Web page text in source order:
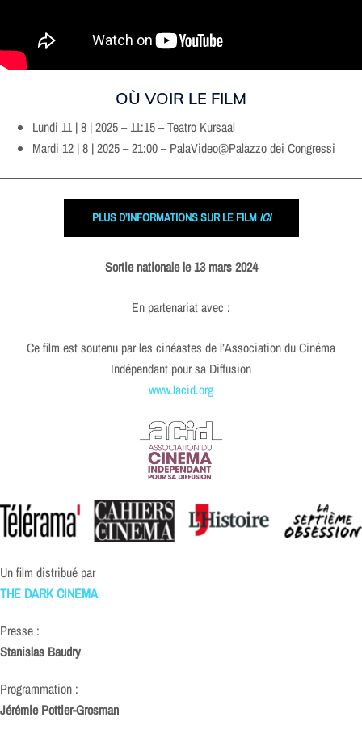
OÙ VOIR LE FILM
Lundi 11 | 8 | 2025 – 11:15 – Teatro Kursaal
Mardi 12 | 8 | 2025 – 21:00 – PalaVideo@Palazzo dei Congressi
PLUS D’INFORMATIONS SUR LE FILM ICI
Sortie nationale le 13 mars 2024
En partenariat avec :
Ce film est soutenu par les cinéastes de l’Association du Cinéma
Indépendant pour sa Diffusion
www.lacid.org
Un film distribué par
THE DARK CINEMA
Presse :
Stanislas Baudry
Programmation :
Jérémie Pottier-Grosman